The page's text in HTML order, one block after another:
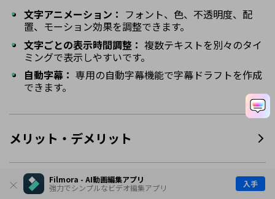
Filmora - AI動画編集アプリ
強力でシンプルなビデオ編集アプリ
入手
文字アニメーション： フォント、色、不透明度、配
置、モーション効果を調整できます。
文字ごとの表示時間調整： 複数テキストを別々のタイ
ミングで表示しやすいです。
自動字幕： 専用の自動字幕機能で字幕ドラフトを作成
できます。
メリット・デメリット
対応環境